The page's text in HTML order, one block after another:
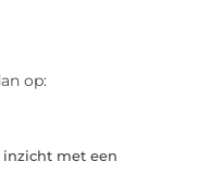
op:
met een